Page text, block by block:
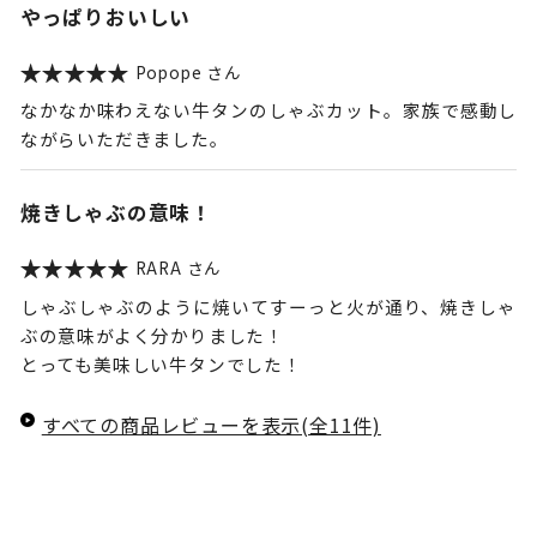
やっぱりおいしい
Popope
なかなか味わえない牛タンのしゃぶカット。家族で感動し
ながらいただきました。
焼きしゃぶの意味！
RARA
しゃぶしゃぶのように焼いてすーっと火が通り、焼きしゃ
ぶの意味がよく分かりました！
とっても美味しい牛タンでした！
すべての商品レビューを表示(全11件)